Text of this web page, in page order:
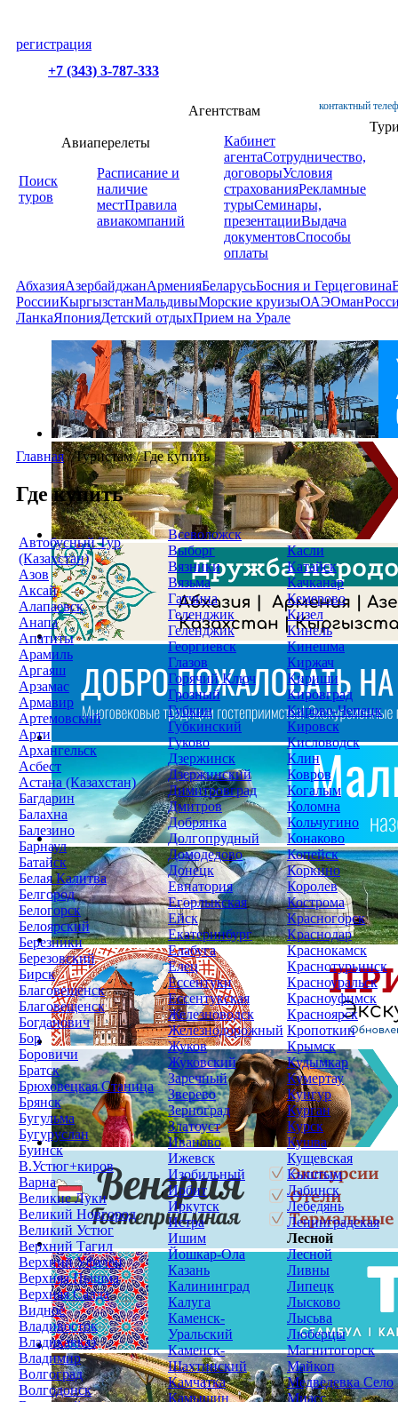
регистрация
+7 (343) 3-787-333
контактный
Поиск
туров
Авиаперелеты
Расписание и
наличие
местПравила
авиакомпаний
Агентствам
Кабинет
агентаСотрудничество,
договорыУсловия
страхованияРекламные
турыСеминары,
презентацииВыдача
документовСпособы
оплаты
АбхазияАзербайджанАрменияБеларусьБосния и Герцеговина
РоссииКыргызстанМальдивыМорские круизыОАЭОман
ЛанкаЯпонияДетский отдыхПрием на Урале
Главная /Туристам/Где купить
Где купить
Автобусный Тур
(Казахстан)
Азов
Аксай
Алапаевск
Анапа
Апатиты
Арамиль
Аргаяш
Арзамас
Армавир
Артемовский
Арти
Архангельск
Асбест
Астана (Казахстан)
Багдарин
Балахна
Балезино
Барнаул
Батайск
Белая Калитва
Белгород
Белогорск
Белоярский
Березники
Березовский
Бирск
Благовещенск
Благовещенск
Богданович
Бор
Боровичи
Братск
Брюховецкая Станица
Брянск
Бугульма
Бугуруслан
Буинск
В.Устюг+киров
Варна
Великие Луки
Великий Новгород
Великий Устюг
Верхний Тагил
Верхний Уфалей
Верхняя Пышма
Верхняя Салда
Видное
Владивосток
Владикавказ
Владимир
Волгоград
Волгодонск
Всеволожск
Выборг
Вязники
Вязьма
Гатчина
Геленджик
Геленджик
Георгиевск
Глазов
Горячий Ключ
Грозный
Губкин
Губкинский
Гуково
Дзержинск
Дзержинский
Димитровград
Дмитров
Добрянка
Долгопрудный
Домодедово
Донецк
Евпатория
Егорлыкская
Ейск
Екатеринбург
Елабуга
Елец
Ессентуки
Ессентукская
Железноводск
Железнодорожный
Жуков
Жуковский
Заречный
Зверево
Зерноград
Златоуст
Иваново
Ижевск
Изобильный
Ирбит
Иркутск
Истра
Ишим
Йошкар-Ола
Казань
Калининград
Калуга
Каменск-
Уральский
Каменск-
Шахтинский
Камчатка
Камышин
Касли
Катайск
Качканар
Кемерово
Кизел
Кинель
Кинешма
Киржач
Кириши
Кировград
Кирово-Чепецк
Кировск
Кисловодск
Клин
Ковров
Когалым
Коломна
Кольчугино
Конаково
Копейск
Коркино
Королев
Кострома
Красногорск
Краснодар
Краснокамск
Краснотурьинск
Красноуральск
Красноуфимск
Красноярск
Кропоткин
Крымск
Кудымкар
Кумертау
Кунгур
Курган
Курск
Кушва
Кущевская
Кыштым
Лабинск
Лебедянь
Ленинградская
Лесной
Лесной
Ливны
Липецк
Лысково
Лысьва
Люберцы
Магнитогорск
Майкоп
Медведевка Село
Миасс